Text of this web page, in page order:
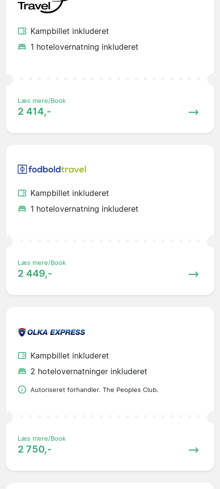
Kampbillet inkluderet
1 hotelovernatning inkluderet
Læs mere/Book
2 414,-
Kampbillet inkluderet
1 hotelovernatning inkluderet
Læs mere/Book
2 449,-
Kampbillet inkluderet
2 hotelovernatninger inkluderet
Autoriseret forhandler. The Peoples Club.
Læs mere/Book
2 750,-